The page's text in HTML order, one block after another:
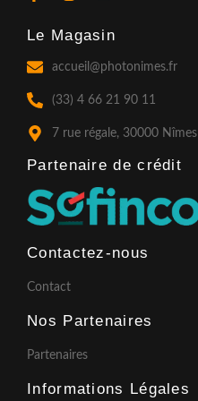
a
e
o
o
k
-
f
t
g
a
m
t
b
Le Magasin
accueil@photonimes.fr
(33) 4 66 21 90 11
7 rue régale, 30000 Nîmes
Partenaire de crédit​
Contactez-nous
Contact
Nos Partenaires
Partenaires
Informations Légales